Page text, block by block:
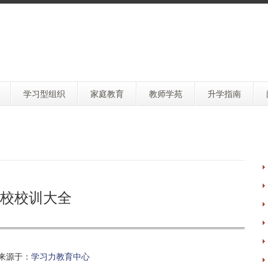
学习型组织 家庭教育 教师学苑 升学指南
校训大全
于： 学习力教育中心